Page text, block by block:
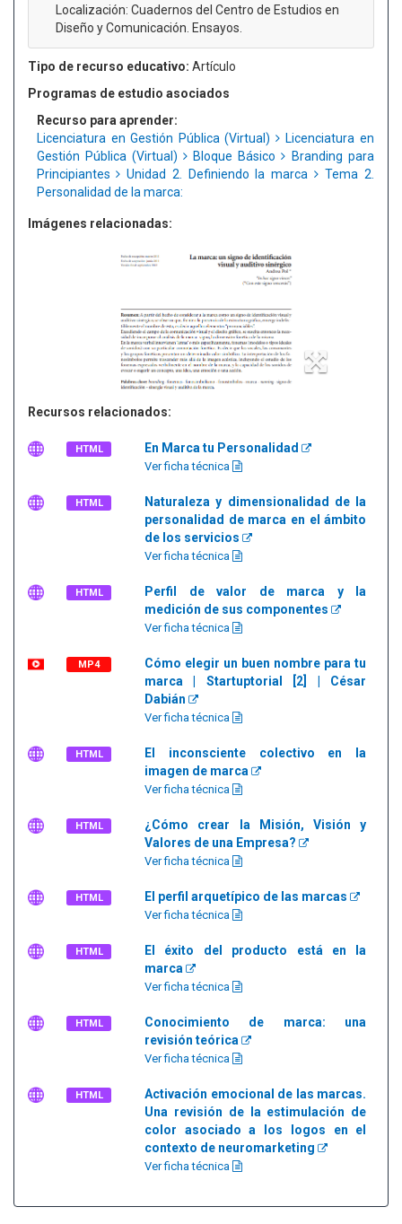
Localización: Cuadernos del Centro de Estudios en
Diseño y Comunicación. Ensayos.
Tipo de recurso educativo: Artículo
Programas de estudio asociados
Recurso para aprender:
Licenciatura en Gestión Pública (Virtual)
Licenciatura en
Gestión Pública (Virtual)
Bloque Básico
Branding para
Principiantes
Unidad 2. Definiendo la marca
Tema 2.
Personalidad de la marca:
Imágenes relacionadas:
Recursos relacionados:
HTML En Marca tu Personalidad
Ver ficha técnica
HTML
Naturaleza y dimensionalidad de la
personalidad de marca en el ámbito
de los servicios
Ver ficha técnica
HTML
Perfil de valor de marca y la
medición de sus componentes
Ver ficha técnica
MP4
Cómo elegir un buen nombre para tu
marca | Startuptorial [2] | César
Dabián
Ver ficha técnica
HTML
El inconsciente colectivo en la
imagen de marca
Ver ficha técnica
HTML
¿Cómo crear la Misión, Visión y
Valores de una Empresa?
Ver ficha técnica
HTML El perfil arquetípico de las marcas
Ver ficha técnica
HTML
El éxito del producto está en la
marca
Ver ficha técnica
HTML
Conocimiento de marca: una
revisión teórica
Ver ficha técnica
HTML
Activación emocional de las marcas.
Una revisión de la estimulación de
color asociado a los logos en el
contexto de neuromarketing
Ver ficha técnica